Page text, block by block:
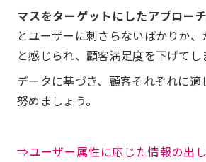
マスをターゲットにしたアプローチ
とユーザーに刺さらないばかりか
と感じられ、顧客満足度を下げてし
データに基づき、顧客それぞれに適
努めましょう。
⇒ユーザー属性に応じた情報の出